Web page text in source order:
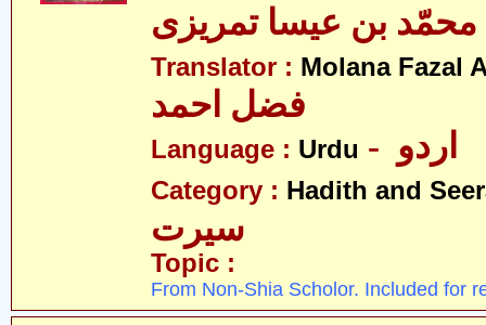
Translator : Molana Fazal
فضل احمد
Language : Urdu
Category : Hadith and
سیرت
Topic :
From Non-Shia Scholor. Included for